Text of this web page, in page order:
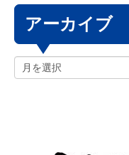
アーカイブ